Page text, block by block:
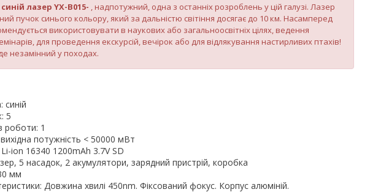
лазер YX-B015- , надпотужний, одна з останніх розроблень у цій галузі. Лазер
пучок синього кольору, який за дальністю світіння досягає до 10 км. Насамперед
використовувати в наукових або загальноосвітніх цілях, ведення
для проведення екскурсій, вечірок або для відлякування настирливих птахів!
незамінний у походах.
синій
5
роботи: 1
потужність < 50000 мВт
ion 16340 1200mAh 3.7V SD
5 насадок, 2 акумулятори, зарядний пристрій, коробка
мм
Довжина хвилі 450nm. Фіксований фокус. Корпус алюміній.